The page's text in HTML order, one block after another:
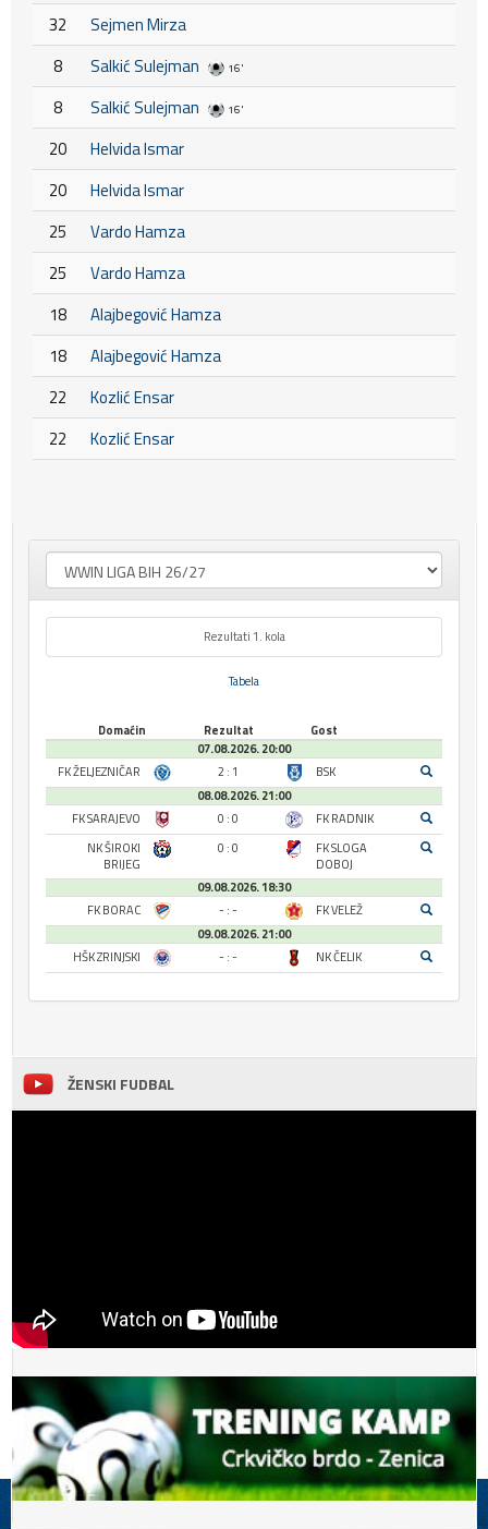
32
Sejmen Mirza
8
Salkić Sulejman 16'
8 Salkić Sulejman 16'
20
Helvida Ismar
20
Helvida Ismar
25
Vardo Hamza
25
Vardo Hamza
18
Alajbegović Hamza
18
Alajbegović Hamza
22
Kozlić Ensar
22
Kozlić Ensar
Rezultati 1. kola
Tabela
Domaćin Rezultat
Gost
07.08.2026. 20:00
FK ŽELJEZNIČAR
2 : 1
BSK
08.08.2026. 21:00
FK SARAJEVO
0 : 0
FK RADNIK
NK ŠIROKI
BRIJEG
0 : 0
FK SLOGA
DOBOJ
09.08.2026. 18:30
FK BORAC
- : -
FK VELEŽ
09.08.2026. 21:00
HŠK ZRINJSKI
- : - NK ČELIK
ŽENSKI FUDBAL